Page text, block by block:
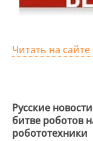
Читать на
Русские
битве роботов
робототехники